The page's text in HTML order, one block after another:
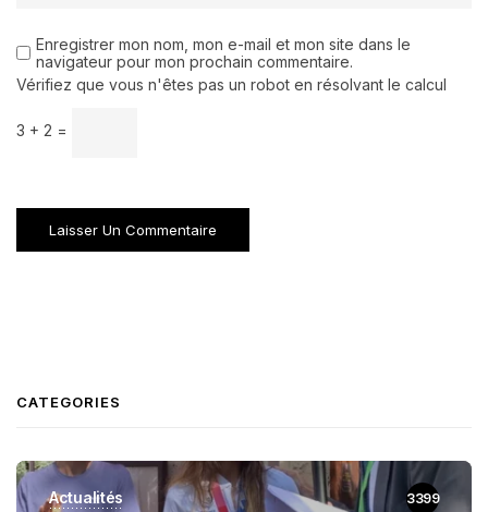
Enregistrer mon nom, mon e-mail et mon site dans le
navigateur pour mon prochain commentaire.
Vérifiez que vous n'êtes pas un robot en résolvant le calcul
3 + 2 =
CATEGORIES
Actualités 3399